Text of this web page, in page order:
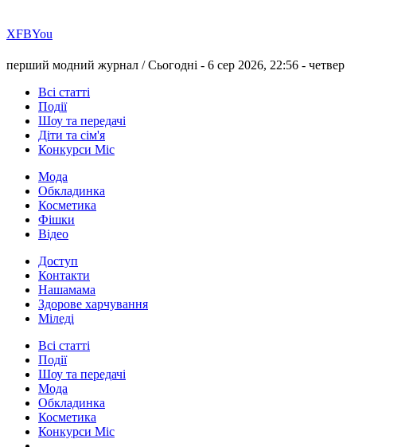
ХFBYou
перший модний журнал /Сьогодні - 6 сер 2026, 22:56 - четвер
Всі статті
Події
Шоу та передачі
Діти та сім'я
Конкурси Міс
Мода
Обкладинка
Косметика
Фішки
Відео
Доступ
Контакти
Нашамама
Здорове харчування
Міледі
Всі статті
Події
Шоу та передачі
Мода
Обкладинка
Косметика
Конкурси Міс